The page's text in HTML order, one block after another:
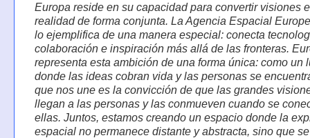
Europa reside en su capacidad para convertir visiones
realidad de forma conjunta. La Agencia Espacial
lo ejemplifica de una manera especial: conecta
colaboración e inspiración más allá de las fronteras.
representa esta ambición de una forma única: como un
donde las ideas cobran vida y las personas se
que nos une es la convicción de que las grandes
llegan a las personas y las conmueven cuando se
ellas. Juntos, estamos creando un espacio donde la
espacial no permanece distante y abstracta, sino que